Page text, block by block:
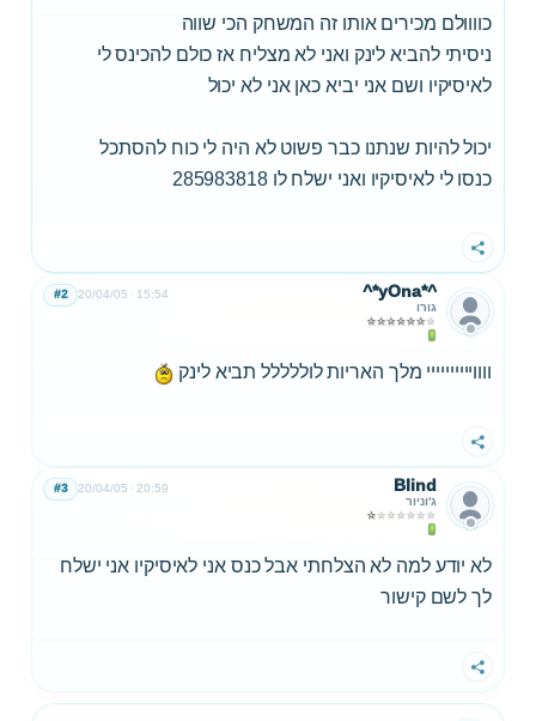
כוווולם מכירים אותו זה המשחק הכי שווה
ניסיתי להביא לינק ואני לא מצליח אז כולם להכינס לי
לאיסיקיו ושם אני יביא כאן אני לא יכול
יכול להיות שנתנו כבר פשוט לא היה לי כוח להסתכל
כנסו לי לאיסיקיו ואני ישלח לו 285983818
שתף
^*yOna*^
גורו
20/04/05 15:54
#2
וווויייייייייי מלך האריות לוללללל תביא לינק
שתף
Blind
ג'וניור
20/04/05 20:59
#3
לא יודע למה לא הצלחתי אבל כנס אני לאיסיקיו אני ישלח
לך לשם קישור
שתף